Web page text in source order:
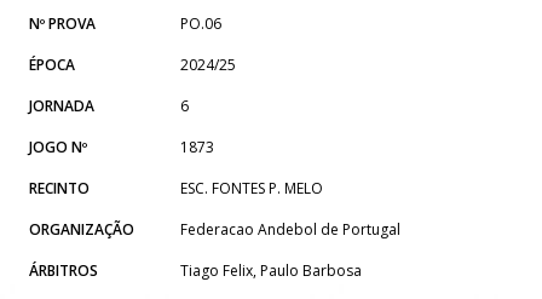
Nº PROVA
PO.06
ÉPOCA
2024/25
JORNADA
6
JOGO Nº
1873
RECINTO
ESC. FONTES P. MELO
ORGANIZAÇÃO
Federacao Andebol de Portugal
ÁRBITROS
Tiago Felix, Paulo Barbosa